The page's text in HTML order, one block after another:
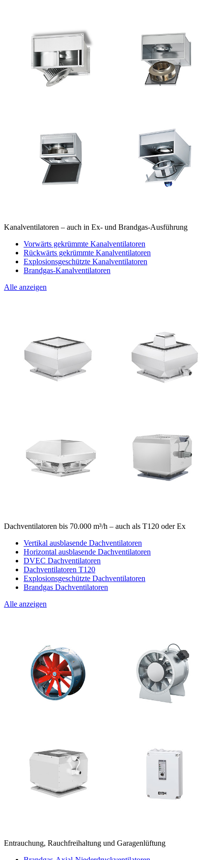
Kanalventilatoren – auch in Ex- und Brandgas-Ausführung
Vorwärts gekrümmte Kanalventilatoren
Rückwärts gekrümmte Kanalventilatoren
Explosionsgeschützte Kanalventilatoren
Brandgas-Kanalventilatoren
Alle anzeigen
Dachventilatoren bis 70.000 m³/h – auch als T120 oder Ex
Vertikal ausblasende Dachventilatoren
Horizontal ausblasende Dachventilatoren
DVEC Dachventilatoren
Dachventilatoren T120
Explosionsgeschützte Dachventilatoren
Brandgas Dachventilatoren
Alle anzeigen
Entrauchung, Rauchfreihaltung und Garagenlüftung